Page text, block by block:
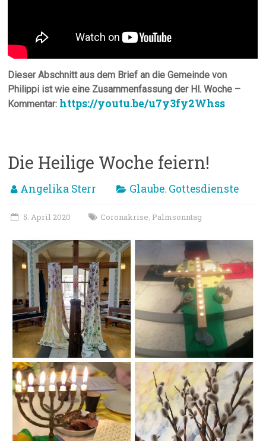
Dieser Abschnitt aus dem Brief an die Gemeinde von
Philippi ist wie eine Zusammenfassung der Hl. Woche –
Kommentar: https://youtu.be/u7y3fy2Whss
Die Heilige Woche feiern!
Angelika Sterr Glaube, Gottesdienste
5. April 2020 Coronakrise, Palmsonntag